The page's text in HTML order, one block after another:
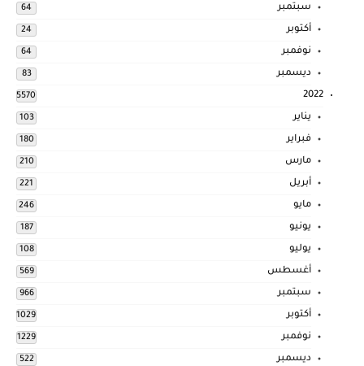
سبتمبر 64
أكتوبر 24
نوفمبر 64
ديسمبر 83
2022
5570
يناير 103
فبراير 180
مارس 210
أبريل 221
مايو 246
يونيو 187
يوليو 108
أغسطس 569
سبتمبر 966
أكتوبر 1029
نوفمبر 1229
ديسمبر 522